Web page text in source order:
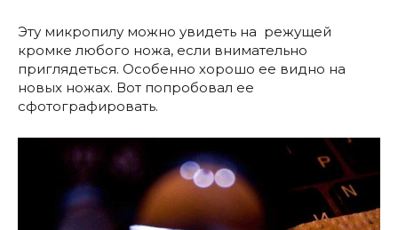
Эту микропилу можно увидеть на режущей
кромке любого ножа, если внимательно
приглядеться. Особенно хорошо ее видно на
новых ножах. Вот попробовал ее
сфотографировать.